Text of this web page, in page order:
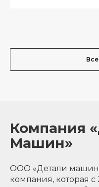
Компания
Машин»
ООО «Детали
компания, которая с